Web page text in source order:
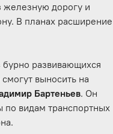
железную дорогу и
В планах расширение
бурно развивающихся
выносить на
Бартеньев. Он
по видам транспортных